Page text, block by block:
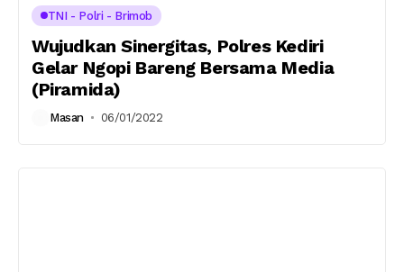
TNI - Polri - Brimob
Wujudkan Sinergitas, Polres Kediri
Gelar Ngopi Bareng Bersama Media
(Piramida)
Masan 06/01/2022